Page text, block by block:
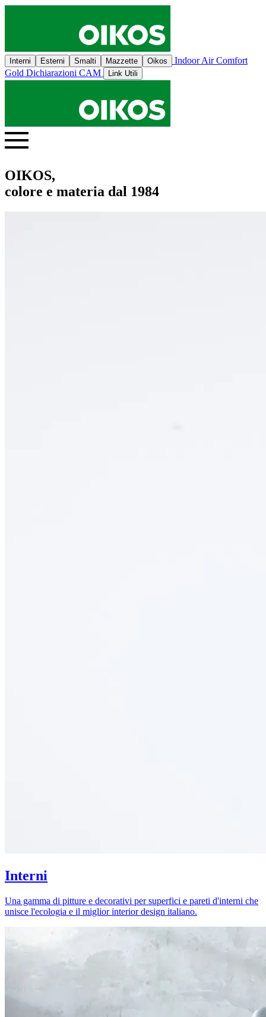
Interni Esterni Smalti Mazzette Oikos
Indoor Air Comfort
Gold Dichiarazioni CAM Link Utili
OIKOS,
colore e materia dal 1984
Interni
Una gamma di pitture e decorativi per superfici e pareti d'interni che
unisce l'ecologia e il miglior interior design italiano.